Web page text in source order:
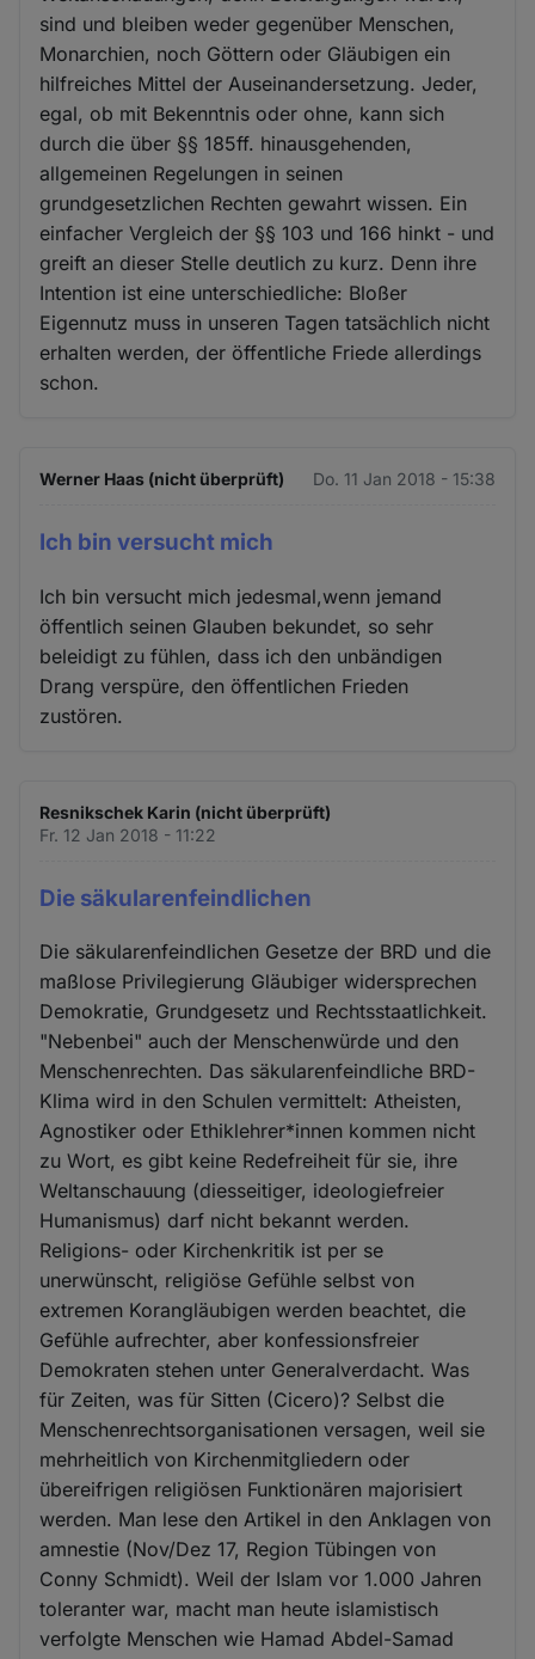
sind und bleiben weder gegenüber Menschen,
Monarchien, noch Göttern oder Gläubigen ein
hilfreiches Mittel der Auseinandersetzung. Jeder,
egal, ob mit Bekenntnis oder ohne, kann sich
durch die über §§ 185ff. hinausgehenden,
allgemeinen Regelungen in seinen
grundgesetzlichen Rechten gewahrt wissen. Ein
einfacher Vergleich der §§ 103 und 166 hinkt - und
greift an dieser Stelle deutlich zu kurz. Denn ihre
Intention ist eine unterschiedliche: Bloßer
Eigennutz muss in unseren Tagen tatsächlich nicht
erhalten werden, der öffentliche Friede allerdings
schon.
Werner Haas (nicht überprüft) Do. 11 Jan 2018 - 15:38
Ich bin versucht mich
Ich bin versucht mich jedesmal,wenn jemand
öffentlich seinen Glauben bekundet, so sehr
beleidigt zu fühlen, dass ich den unbändigen
Drang verspüre, den öffentlichen Frieden
zustören.
Resnikschek Karin (nicht überprüft)
Fr. 12 Jan 2018 - 11:22
Die säkularenfeindlichen
Die säkularenfeindlichen Gesetze der BRD und die
maßlose Privilegierung Gläubiger widersprechen
Demokratie, Grundgesetz und Rechtsstaatlichkeit.
"Nebenbei" auch der Menschenwürde und den
Menschenrechten. Das säkularenfeindliche BRD-
Klima wird in den Schulen vermittelt: Atheisten,
Agnostiker oder Ethiklehrer*innen kommen nicht
zu Wort, es gibt keine Redefreiheit für sie, ihre
Weltanschauung (diesseitiger, ideologiefreier
Humanismus) darf nicht bekannt werden.
Religions- oder Kirchenkritik ist per se
unerwünscht, religiöse Gefühle selbst von
extremen Korangläubigen werden beachtet, die
Gefühle aufrechter, aber konfessionsfreier
Demokraten stehen unter Generalverdacht. Was
für Zeiten, was für Sitten (Cicero)? Selbst die
Menschenrechtsorganisationen versagen, weil sie
mehrheitlich von Kirchenmitgliedern oder
übereifrigen religiösen Funktionären majorisiert
werden. Man lese den Artikel in den Anklagen von
amnestie (Nov/Dez 17, Region Tübingen von
Conny Schmidt). Weil der Islam vor 1.000 Jahren
toleranter war, macht man heute islamistisch
verfolgte Menschen wie Hamad Abdel-Samad
Cookies